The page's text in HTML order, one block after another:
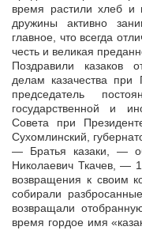
время растили хлеб и
дружины активно
главное, что всегда
честь и великая
Поздравили казаков
делам казачества при
председатель
государственной и
Совета при
Сухомлинский,
— Братья казаки, —
Николаевич Ткачев, —
возвращения к своим
собирали
возвращали
время гордое имя